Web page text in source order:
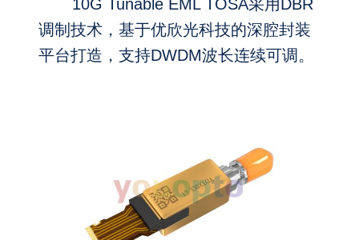
10G Tunable EML TOSA采用DBR
调制技术，基于优欣光科技的深腔封装
平台打造，支持DWDM波长连续可调。